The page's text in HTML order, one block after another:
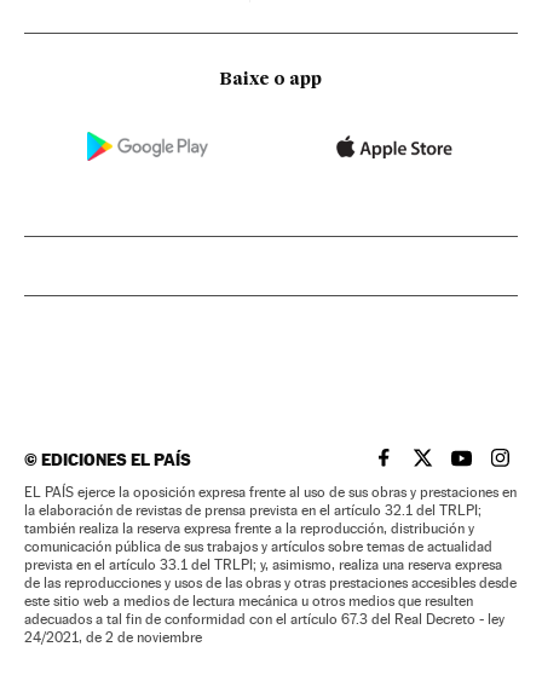
Baixe o app
©EDICIONES EL PAÍS EL PAÍS BRASIL EN
EL PAÍSEL PAÍS
EL
EL PAÍS ejerce la oposición expresa frente al uso de sus obras y prestaciones en
la elaboración de revistas de prensa prevista en el artículo 32.1 del TRLPI;
también realiza la reserva expresa frente a la reproducción, distribución y
comunicación pública de sus trabajos y artículos sobre temas de actualidad
prevista en el artículo 33.1 del TRLPI; y, asimismo, realiza una reserva expresa
de las reproducciones y usos de las obras y otras prestaciones accesibles desde
este sitio web a medios de lectura mecánica u otros medios que resulten
adecuados a tal fin de conformidad con el artículo 67.3 del Real Decreto - ley
24/2021, de 2 de noviembre